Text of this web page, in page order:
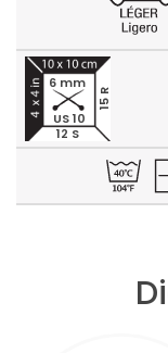
12 S
15 R
6 mm
US 10